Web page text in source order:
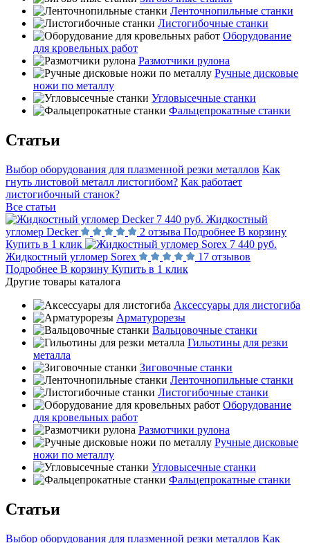
Ленточнопильные станки
Листогибочные станки
Оборудование
для кровельных работ
Размотчики рулона
Ручные дисковые
ножи по металлу
Угловысечные станки
Фальцепрокатные станки
Статьи
Выбор оборудования для плазменной резки металлов Как
гнуть листовой металл листогибом? Как работает
листогибочный станок?
Все статьи
7 440 руб. Жидкостный
угломер Decker
2 отзыва Подробнее В корзину
Купить в 1 клик
7 440 руб.
Жидкостный угломер Sorex
17 отзывов
Подробнее В корзину Купить в 1 клик
Другие товары каталога
Аксессуары для листогиба
Арматурорезы
Вальцовочные станки
Гильотины для резки
металла
Зиговочные станки
Ленточнопильные станки
Листогибочные станки
Оборудование
для кровельных работ
Размотчики рулона
Ручные дисковые
ножи по металлу
Угловысечные станки
Фальцепрокатные станки
Статьи
Выбор оборудования для плазменной резки металлов Как